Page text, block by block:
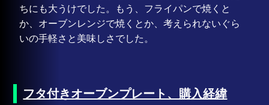
ちにも大うけでした。もう、フライパンで焼くと
か、オーブンレンジで焼くとか、考えられないぐら
いの手軽さと美味しさでした。
フタ付きオーブンプレート、購入経緯